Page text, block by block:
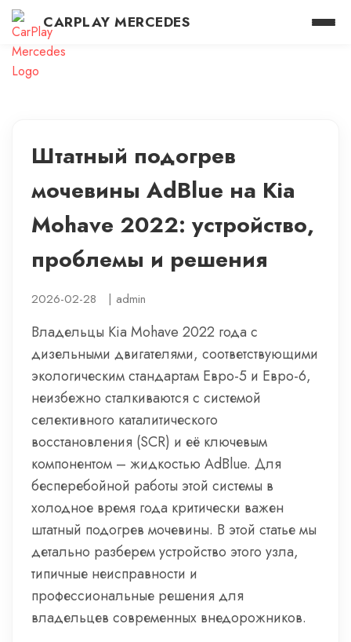
CARPLAY MERCEDES
Штатный подогрев
мочевины AdBlue на Kia
Mohave 2022: устройство,
проблемы и решения
2026-02-28 | admin
Владельцы Kia Mohave 2022 года с
дизельными двигателями, соответствующими
экологическим стандартам Евро-5 и Евро-6,
неизбежно сталкиваются с системой
селективного каталитического
восстановления (SCR) и её ключевым
компонентом – жидкостью AdBlue. Для
бесперебойной работы этой системы в
холодное время года критически важен
штатный подогрев мочевины. В этой статье мы
детально разберем устройство этого узла,
типичные неисправности и
профессиональные решения для
владельцев современных внедорожников.